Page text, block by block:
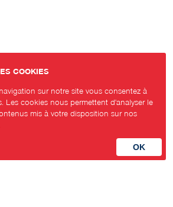
COOKIES
sur notre site vous consentez à
Les cookies nous permettent d'analyser le
mis à votre disposition sur nos